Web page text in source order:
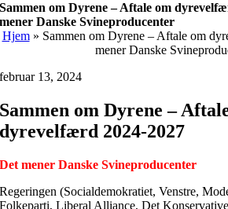
Sammen om Dyrene – Aftale om
mener Danske Svineproducenter
Hjem» Sammen om Dyrene – Aftale om
mener Danske
februar 13, 2024
Sammen om Dyrene –
dyrevelfærd 2024-2027
Det mener Danske Svineproducenter
Regeringen (Socialdemokratiet, Venstre,
Folkeparti, Liberal Alliance, Det